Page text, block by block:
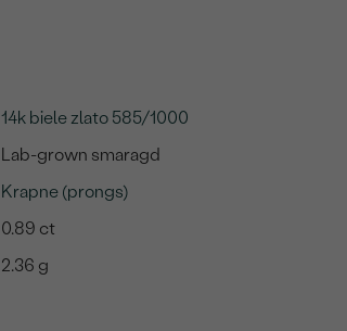
14k biele zlato 585/1000
Lab-grown smaragd
Krapne (prongs)
0.89 ct
2.36 g